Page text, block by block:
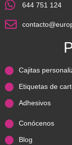
644 751 124
Cajitas
Etiquetas de
Adhesivos
Conócenos
Blog